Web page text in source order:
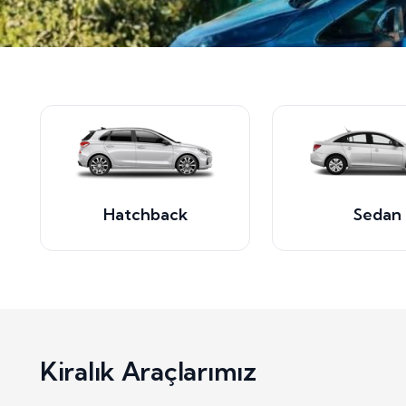
Hatchback Sedan
Kiralık Araçlarımız